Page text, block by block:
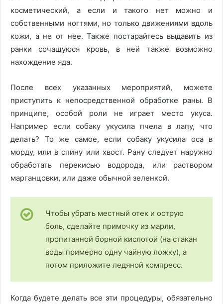
косметический, а если и такого нет можно и
собственными ногтями, но только движениями вдоль
кожи, а не от нее. Также постарайтесь выдавить из
ранки сочащуюся кровь, в ней также возможно
нахождение яда.
После всех указанных мероприятий, можете
приступить к непосредственной обработке раны. В
принципе, особой роли не играет место укуса.
Например если собаку укусила пчела в лапу, что
делать? То же самое, если собаку укусила оса в
морду, или в спину или хвост. Рану следует наружно
обработать перекисью водорода, или раствором
марганцовки, или даже обычной зеленкой.
Чтобы убрать местный отек и острую
боль, сделайте примочку из марли,
пропитанной борной кислотой (на стакан
воды примерно одну чайную ложку), а
потом приложите ледяной компресс.
Когда будете делать все эти процедуры, обязательно